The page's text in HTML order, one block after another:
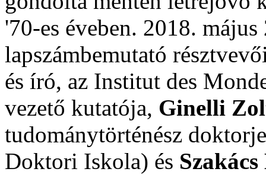
'70-es éveben. 2018.
lapszámbemutató
és író, az Institut des
vezető kutatója, Ginelli
tudománytörténész
Doktori Iskola) és